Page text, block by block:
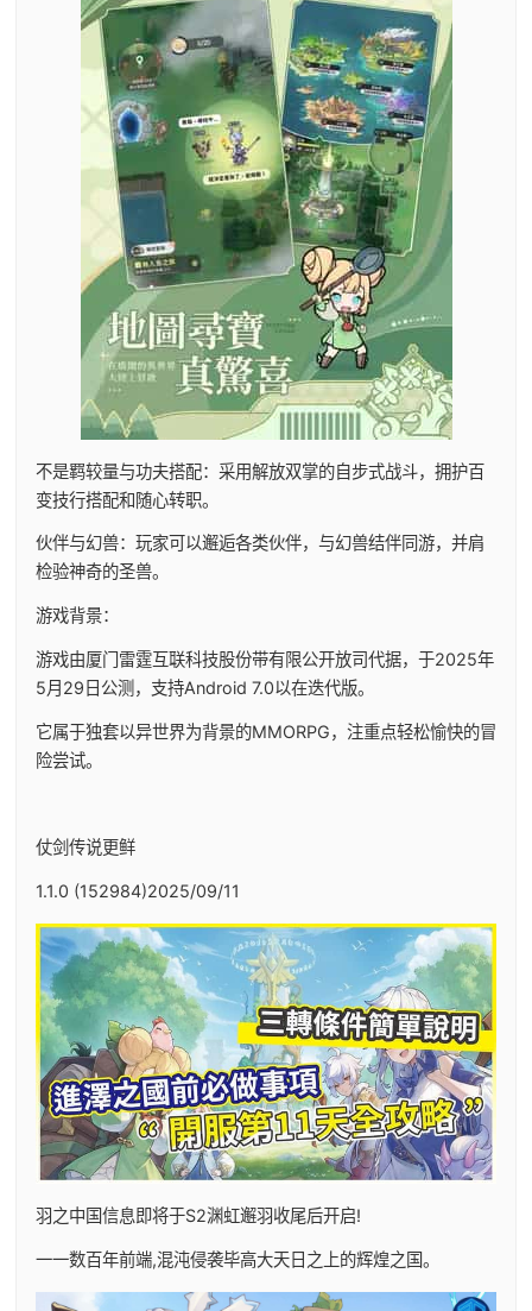
不是羁较量与功夫搭配：采用解放双掌的自步式战斗，拥护百
变技行搭配和随心转职。
伙伴与幻兽：玩家可以邂逅各类伙伴，与幻兽结伴同游，并肩
检验神奇的圣兽。
游戏背景：
游戏由厦门雷霆互联科技股份带有限公开放司代据，于2025年
5月29日公测，支持Android 7.0以在迭代版。
它属于独套以异世界为背景的MMORPG，注重点轻松愉快的冒
险尝试。
仗剑传说更鲜
1.1.0 (152984)2025/09/11
羽之中国信息即将于S2渊虹邂羽收尾后开启!
一一数百年前端,混沌侵袭毕高大天日之上的辉煌之国。